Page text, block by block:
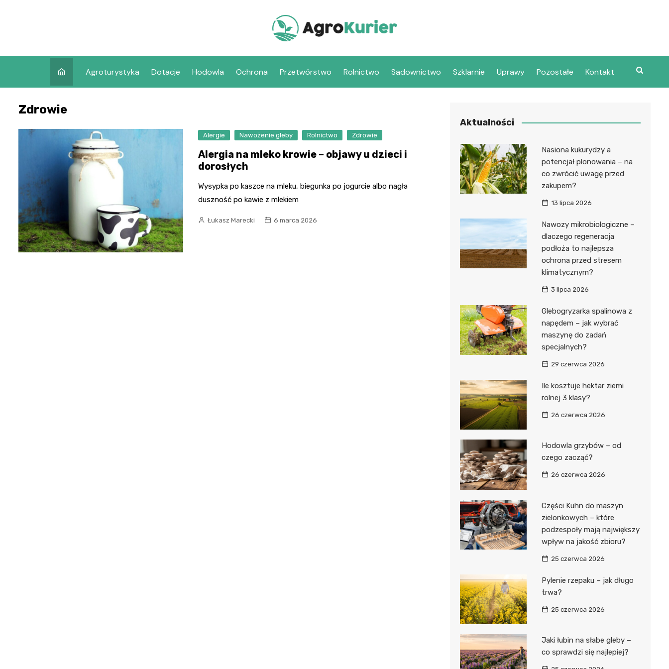
Agroturystyka Dotacje Hodowla Ochrona Przetwórstwo Rolnictwo Sadownictwo Szklarnie Uprawy Pozostałe Kontakt
Zdrowie
Alergie Nawożenie gleby Rolnictwo Zdrowie
Alergia na mleko krowie – objawy u dzieci i
dorosłych
Wysypka po kaszce na mleku, biegunka po jogurcie albo nagła
duszność po kawie z mlekiem
Łukasz Marecki 6 marca 2026
Aktualności
Nasiona kukurydzy a
potencjał plonowania – na
co zwrócić uwagę przed
zakupem?
13 lipca 2026
Nawozy mikrobiologiczne –
dlaczego regeneracja
podłoża to najlepsza
ochrona przed stresem
klimatycznym?
3 lipca 2026
Glebogryzarka spalinowa z
napędem – jak wybrać
maszynę do zadań
specjalnych?
29 czerwca 2026
Ile kosztuje hektar ziemi
rolnej 3 klasy?
26 czerwca 2026
Hodowla grzybów – od
czego zacząć?
26 czerwca 2026
Części Kuhn do maszyn
zielonkowych – które
podzespoły mają największy
wpływ na jakość zbioru?
25 czerwca 2026
Pylenie rzepaku – jak długo
trwa?
25 czerwca 2026
Jaki łubin na słabe gleby –
co sprawdzi się najlepiej?